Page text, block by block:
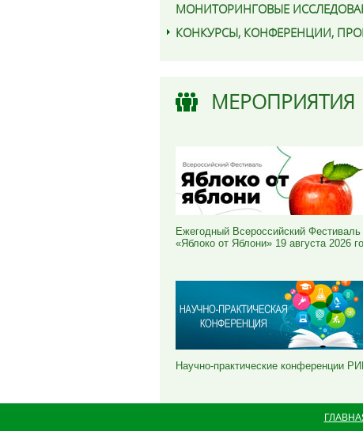
МОНИТОРИНГОВЫЕ
КОНКУРСЫ, КОНФЕРЕНЦИИ,
МЕРОПРИЯТИЯ
Ежегодный Всероссийский Фестиваль
«Яблоко от Яблони» 19 августа 2026
Научно-практические конференции